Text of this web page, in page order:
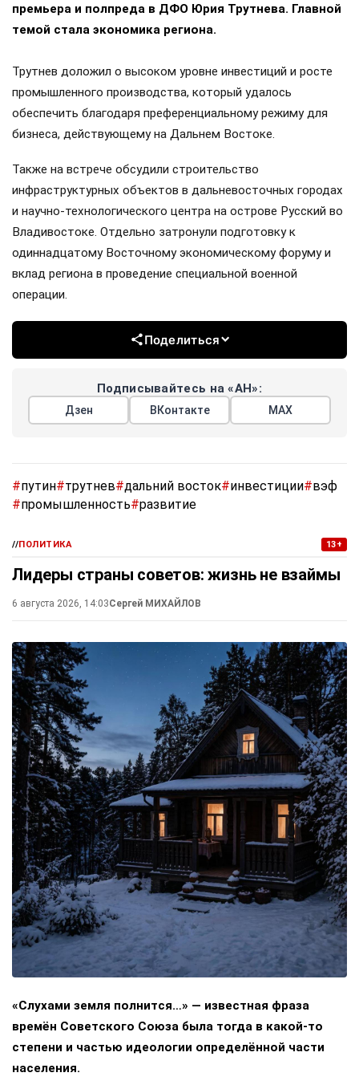
премьера и полпреда в ДФО Юрия Трутнева. Главной
темой стала экономика региона.
Трутнев доложил о высоком уровне инвестиций и росте
промышленного производства, который удалось
обеспечить благодаря преференциальному режиму для
бизнеса, действующему на Дальнем Востоке.
Также на встрече обсудили строительство
инфраструктурных объектов в дальневосточных городах
и научно-технологического центра на острове Русский во
Владивостоке. Отдельно затронули подготовку к
одиннадцатому Восточному экономическому форуму и
вклад региона в проведение специальной военной
операции.
Поделиться
Подписывайтесь на «АН»:
Дзен ВКонтакте МАХ
#путин#трутнев#дальний восток#инвестиции#вэф
#промышленность#развитие
//ПОЛИТИКА 13+
Лидеры страны советов: жизнь не взаймы
6 августа 2026, 14:03Сергей МИХАЙЛОВ
«Слухами земля полнится…» — известная фраза
времён Советского Союза была тогда в какой-то
степени и частью идеологии определённой части
населения.